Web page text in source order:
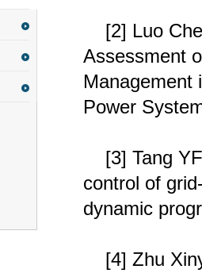
[2] Luo
Assessment
Management
Power
[3] Tang
control of
dynamic
[4] Zhu